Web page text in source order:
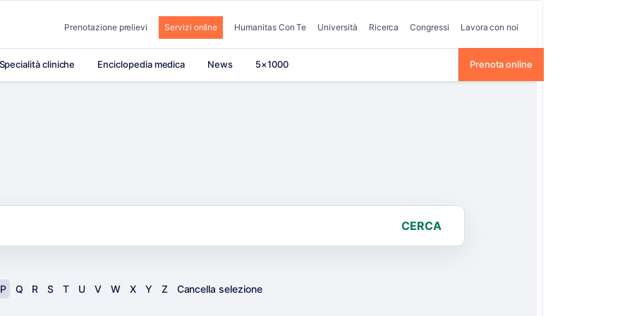
Prenotazione prelievi Servizi online Humanitas Con Te Università Ricerca Congressi Lavora con noi
Specialità cliniche Enciclopedia medica News 5×1000 Prenota online
CERCA
P Q R S T U V W X Y Z Cancella selezione